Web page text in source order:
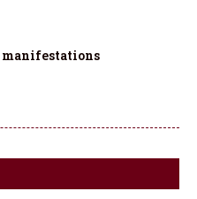
manifestations